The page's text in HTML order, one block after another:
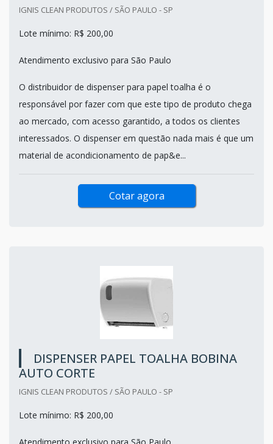
IGNIS CLEAN PRODUTOS / SÃO PAULO - SP
Lote mínimo: R$ 200,00
Atendimento exclusivo para São Paulo
O distribuidor de dispenser para papel toalha é o
responsável por fazer com que este tipo de produto chega
ao mercado, com acesso garantido, a todos os clientes
interessados. O dispenser em questão nada mais é que um
material de acondicionamento de pap&e...
Cotar agora
DISPENSER PAPEL TOALHA BOBINA
AUTO CORTE
IGNIS CLEAN PRODUTOS / SÃO PAULO - SP
Lote mínimo: R$ 200,00
Atendimento exclusivo para São Paulo